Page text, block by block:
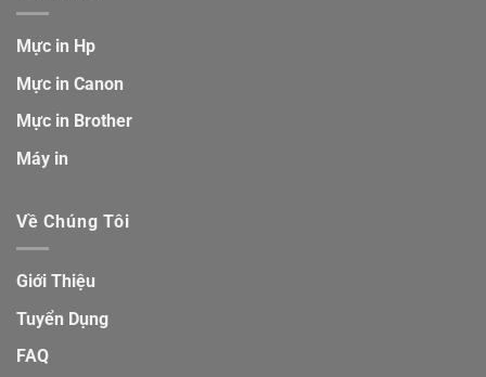
Mực in Hp
Mực in Canon
Mực in Brother
Máy in
Về Chúng Tôi
Giới Thiệu
Tuyển Dụng
FAQ